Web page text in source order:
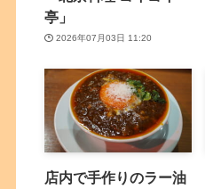
亭」
2026年07月03日 11:20
店内で手作りのラー油